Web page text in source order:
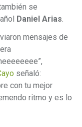
se
Daniel Arias
mensajes de
señaló:
con tu mejor
ritmo y es lo